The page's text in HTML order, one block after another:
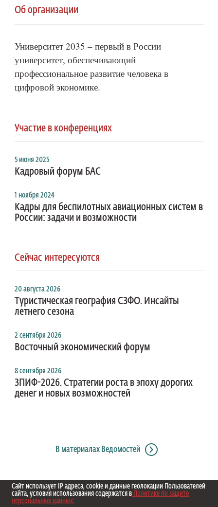
Об организации
Университет 2035 – первый в России
университет, обеспечивающий
профессиональное развитие человека в
цифровой экономике.
Участие в конференциях
5 июня 2025
Кадровый форум БАС
1 ноября 2024
Кадры для беспилотных авиационных систем в
России: задачи и возможности
Сейчас интересуются
20 августа 2026
Туристическая география СЗФО. Инсайты
летнего сезона
2 сентября 2026
Восточный экономический форум
8 сентября 2026
ЗПИФ-2026. Стратегии роста в эпоху дорогих
денег и новых возможностей
В материалах Ведомостей
Сайт использует IP адреса, cookie и данные геолокации Пользователей
сайта, условия использования содержатся в Политике по защите
персональных данных.